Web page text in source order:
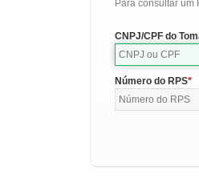
Para consultar um
CNPJ/CPF do
Número do RPS